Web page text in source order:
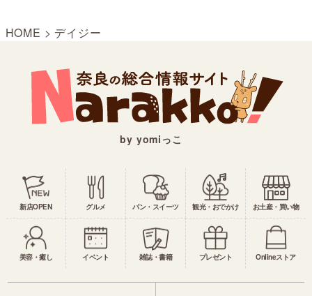
HOME > デイジー
by yomiっこ
新店OPEN グルメ パン・スイーツ 観光・おでかけ お土産・買い物
美容・癒し イベント 雑誌・書籍 プレゼント Onlineストア